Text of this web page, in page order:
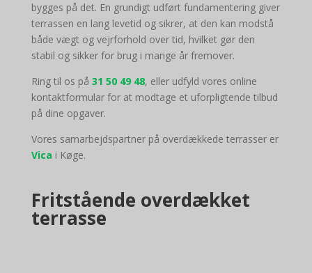
bygges på det. En grundigt udført fundamentering giver
terrassen en lang levetid og sikrer, at den kan modstå
både vægt og vejrforhold over tid, hvilket gør den
stabil og sikker for brug i mange år fremover.
Ring til os på 31 50 49 48, eller udfyld vores online
kontaktformular for at modtage et uforpligtende tilbud
på dine opgaver.
Vores samarbejdspartner på overdækkede terrasser er
Vica i Køge.
Fritstående overdækket
terrasse